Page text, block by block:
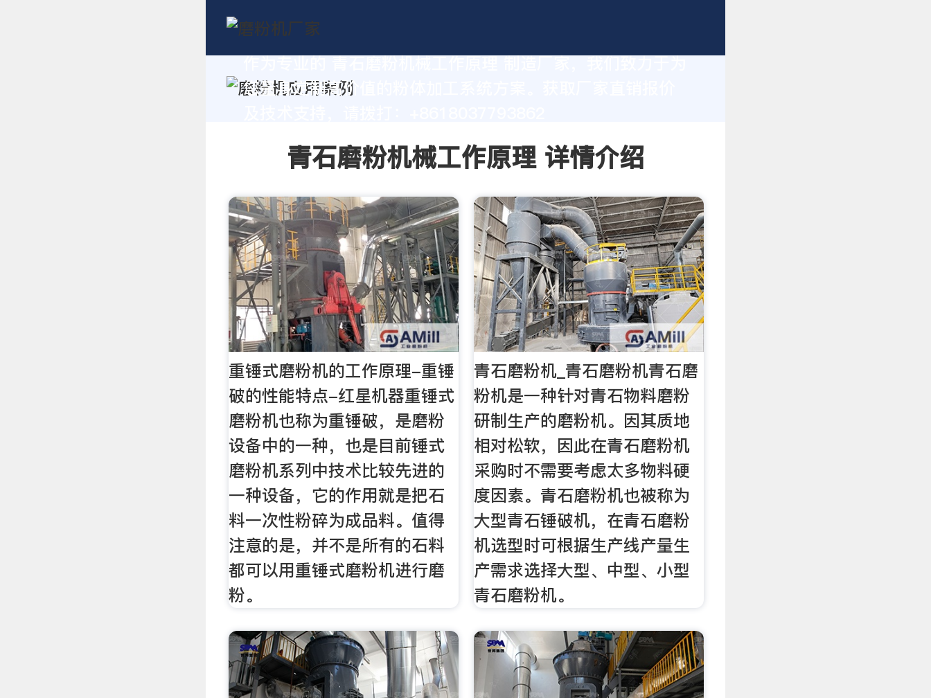
您量身定制高价值的粉体加工系统方案。获取厂家直销报价
青石磨粉机械工作原理 详情介绍
重锤式磨粉机的工作原理-重锤
破的性能特点-红星机器重锤式
磨粉机也称为重锤破，是磨粉
设备中的一种，也是目前锤式
磨粉机系列中技术比较先进的
一种设备，它的作用就是把石
料一次性粉碎为成品料。值得
注意的是，并不是所有的石料
都可以用重锤式磨粉机进行磨
粉。
青石磨粉机_青石磨粉机青石磨
粉机是一种针对青石物料磨粉
研制生产的磨粉机。因其质地
相对松软，因此在青石磨粉机
采购时不需要考虑太多物料硬
度因素。青石磨粉机也被称为
大型青石锤破机，在青石磨粉
机选型时可根据生产线产量生
产需求选择大型、中型、小型
青石磨粉机。